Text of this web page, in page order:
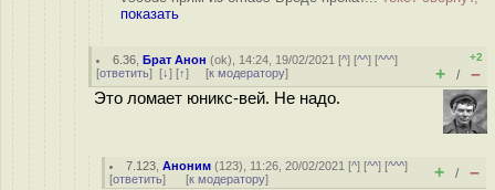
показать
6.36 ,Брат Анон (ok), 14:24, 19/02/2021 [^] [^^] [^^^]
[ответить] [↓] [↑] [к модератору]
+2
+ / –
Это ломает юникс-вей. Не надо.
7.123 ,Аноним (123), 11:26, 20/02/2021 [^] [^^] [^^^]
[ответить] [к модератору] + / –